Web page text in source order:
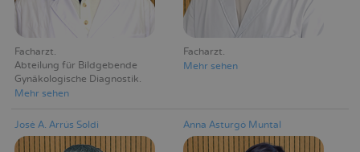
Facharzt
Abteilung für Bildgebende
Gynäkologische Diagnostik
Mehr sehen
Facharzt
Mehr sehen
José A. Arrús Soldi Anna Asturgó Muntal